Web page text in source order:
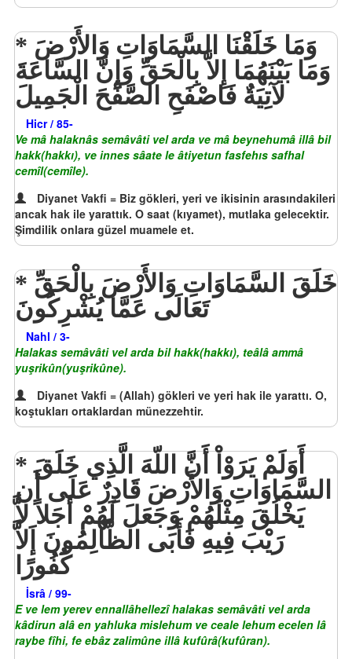
وَمَا بَيْنَهُمَا إِلاَّ بِالْحَقِّ وَإِنَّ السَّاعَةَ
لآتِيَةٌ فَاصْفَحِ الصَّفْحَ الْجَمِيلَ
Hicr / 85-
Ve mâ halaknâs semâvâti vel arda ve mâ beynehumâ illâ bil
hakk(hakkı), ve innes sâate le âtiyetun fasfehıs safhal
cemîl(cemîle).
Diyanet Vakfi = Biz gökleri, yeri ve ikisinin arasındakileri
ancak hak ile yarattık. O saat (kıyamet), mutlaka gelecektir.
Şimdilik onlara güzel muamele et.
تَعَالَى عَمَّا يُشْرِكُونَ
Nahl / 3-
Halakas semâvâti vel arda bil hakk(hakkı), teâlâ ammâ
yuşrikûn(yuşrikûne).
Diyanet Vakfi = (Allah) gökleri ve yeri hak ile yarattı. O,
koştukları ortaklardan münezzehtir.
أَوَلَمْ يَرَوْاْ أَنَّ اللّهَ الَّذِي خَلَقَ
السَّمَاوَاتِ وَالأَرْضَ قَادِرٌ عَلَى أَن
يَخْلُقَ مِثْلَهُمْ وَجَعَلَ لَهُمْ أَجَلاً لاَّ
رَيْبَ فِيهِ فَأَبَى الظَّالِمُونَ إَلاَّ
كُفُورًا
İsrâ / 99-
E ve lem yerev ennallâhellezî halakas semâvâti vel arda
kâdirun alâ en yahluka mislehum ve ceale lehum ecelen lâ
raybe fîhi, fe ebâz zalimûne illâ kufûrâ(kufûran).